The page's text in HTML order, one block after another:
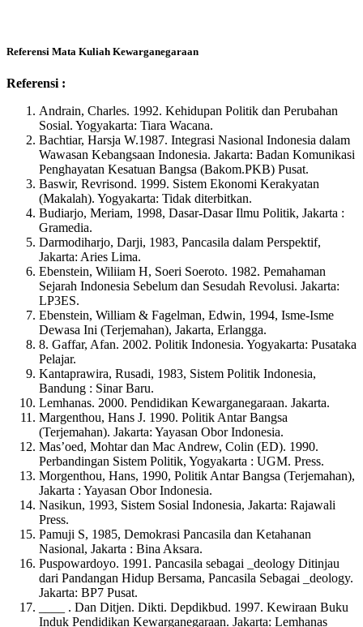
Referensi Mata Kuliah Kewarganegaraan
Referensi :
Andrain, Charles. 1992. Kehidupan Politik dan Perubahan
Sosial. Yogyakarta: Tiara Wacana.
Bachtiar, Harsja W.1987. Integrasi Nasional Indonesia dalam
Wawasan Kebangsaan Indonesia. Jakarta: Badan Komunikasi
Penghayatan Kesatuan Bangsa (Bakom.PKB) Pusat.
Baswir, Revrisond. 1999. Sistem Ekonomi Kerakyatan
(Makalah). Yogyakarta: Tidak diterbitkan.
Budiarjo, Meriam, 1998, Dasar-Dasar Ilmu Politik, Jakarta :
Gramedia.
Darmodiharjo, Darji, 1983, Pancasila dalam Perspektif,
Jakarta: Aries Lima.
Ebenstein, Wiliiam H, Soeri Soeroto. 1982. Pemahaman
Sejarah Indonesia Sebelum dan Sesudah Revolusi. Jakarta:
LP3ES.
Ebenstein, William & Fagelman, Edwin, 1994, Isme-Isme
Dewasa Ini (Terjemahan), Jakarta, Erlangga.
8. Gaffar, Afan. 2002. Politik Indonesia. Yogyakarta: Pusataka
Pelajar.
Kantaprawira, Rusadi, 1983, Sistem Politik Indonesia,
Bandung : Sinar Baru.
Lemhanas. 2000. Pendidikan Kewarganegaraan. Jakarta.
Margenthou, Hans J. 1990. Politik Antar Bangsa
(Terjemahan). Jakarta: Yayasan Obor Indonesia.
Mas’oed, Mohtar dan Mac Andrew, Colin (ED). 1990.
Perbandingan Sistem Politik, Yogyakarta : UGM. Press.
Morgenthou, Hans, 1990, Politik Antar Bangsa (Terjemahan),
Jakarta : Yayasan Obor Indonesia.
Nasikun, 1993, Sistem Sosial Indonesia, Jakarta: Rajawali
Press.
Pamuji S, 1985, Demokrasi Pancasila dan Ketahanan
Nasional, Jakarta : Bina Aksara.
Puspowardoyo. 1991. Pancasila sebagai _deology Ditinjau
dari Pandangan Hidup Bersama, Pancasila Sebagai _deology.
Jakarta: BP7 Pusat.
____ . Dan Ditjen. Dikti. Depdikbud. 1997. Kewiraan Buku
Induk Pendidikan Kewarganegaraan. Jakarta: Lemhanas